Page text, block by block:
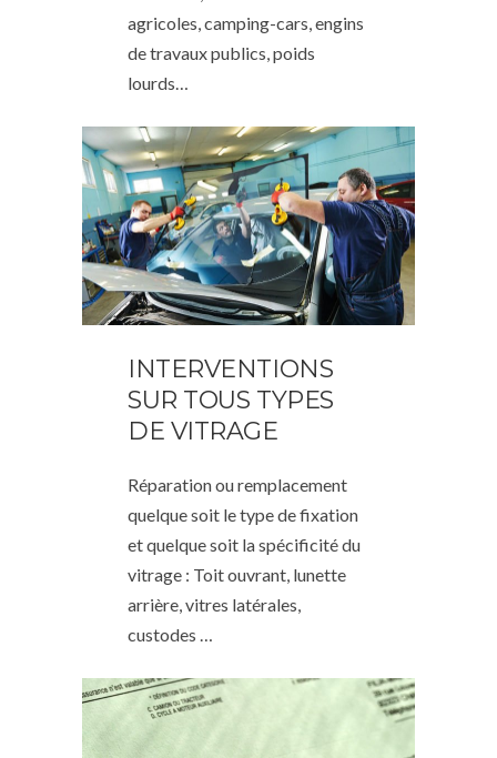
agricoles, camping-cars, engins
de travaux publics, poids
lourds…
INTERVENTIONS
SUR TOUS TYPES
DE VITRAGE
Réparation ou remplacement
quelque soit le type de fixation
et quelque soit la spécificité du
vitrage : Toit ouvrant, lunette
arrière, vitres latérales,
custodes …